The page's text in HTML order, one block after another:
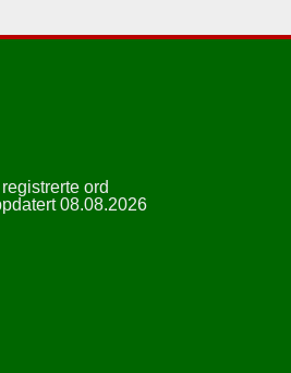
ord
08.08.2026